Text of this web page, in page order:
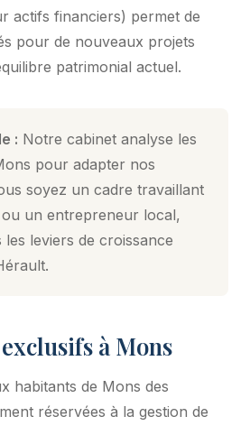
actifs financiers) permet de
pour de nouveaux projets
patrimonial actuel.
: Notre cabinet analyse les
pour adapter nos
soyez un cadre travaillant
un entrepreneur local,
leviers de croissance
à Mons
habitants de Mons des
réservées à la gestion de